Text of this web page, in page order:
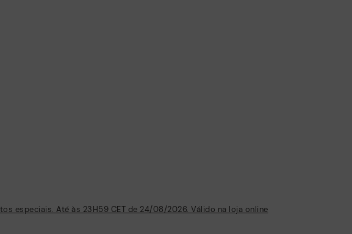
especiais. Até às 23H59 CET de 24/08/2026. Válido na loja online